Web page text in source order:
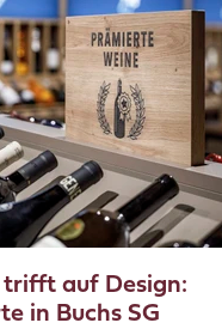
trifft auf Design:
in Buchs SG